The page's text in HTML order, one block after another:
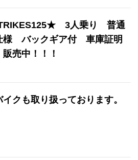
3人乗り 普通
様 バックギア付 車庫証明
売中！！！
イクも取り扱っております。